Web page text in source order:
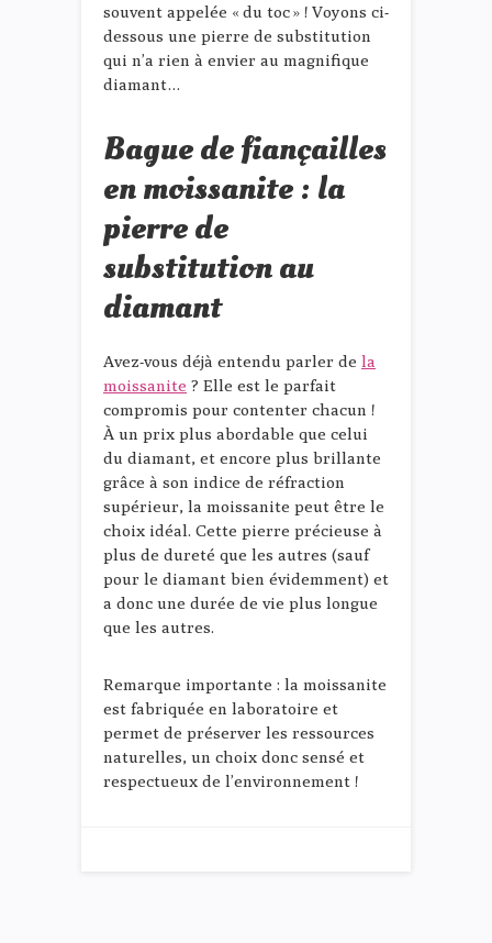
souvent appelée « du toc » ! Voyons ci-
dessous une pierre de substitution
qui n’a rien à envier au magnifique
diamant…
Bague de fiançailles
en moissanite : la
pierre de
substitution au
diamant
Avez-vous déjà entendu parler de la
moissanite ? Elle est le parfait
compromis pour contenter chacun !
À un prix plus abordable que celui
du diamant, et encore plus brillante
grâce à son indice de réfraction
supérieur, la moissanite peut être le
choix idéal. Cette pierre précieuse à
plus de dureté que les autres (sauf
pour le diamant bien évidemment) et
a donc une durée de vie plus longue
que les autres.
Remarque importante : la moissanite
est fabriquée en laboratoire et
permet de préserver les ressources
naturelles, un choix donc sensé et
respectueux de l’environnement !